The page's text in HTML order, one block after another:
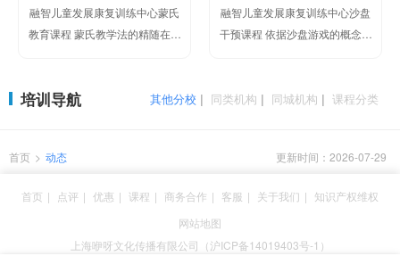
融智儿童发展康复训练中心蒙氏
教育课程 蒙氏教学法的精随在于
融智儿童发展康复训练中心沙盘
干预课程 依据沙盘游戏的概念，
其他分校 | 同类机构 | 同城机构 | 课程分类
培训导航
首页 > 动态 更新时间：2026-07-29
首页 | 点评 | 优惠 | 课程 | 商务合作 | 客服 | 关于我们 | 知识产权维权
网站地图
上海咿呀文化传播有限公司（沪ICP备14019403号-1）